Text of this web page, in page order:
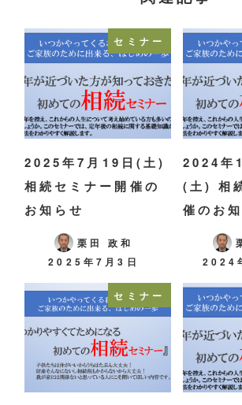
セミナー
2025年7月19日(土)
相続セミナー開催の
お知らせ
栗田 政和
2025年7月3日
2024年
(土) 相
催のお
2024
セミナー